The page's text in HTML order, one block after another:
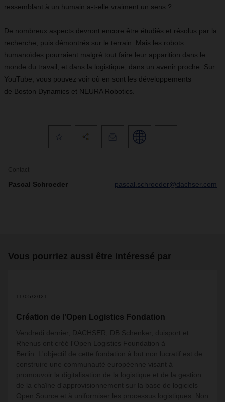
ressemblant à un humain a-t-elle vraiment un sens ?
De nombreux aspects devront encore être étudiés et résolus par la
recherche, puis démontrés sur le terrain. Mais les robots
humanoïdes pourraient malgré tout faire leur apparition dans le
monde du travail, et dans la logistique, dans un avenir proche. Sur
YouTube, vous pouvez voir où en sont les développements
de Boston Dynamics et NEURA Robotics.
Contact
Pascal Schroeder pascal.schroeder@dachser.com
Vous pourriez aussi être intéressé par
11/05/2021
Création de l’Open Logistics Fondation
Vendredi dernier, DACHSER, DB Schenker, duisport et
Rhenus ont créé l'Open Logistics Foundation à
Berlin. L'objectif de cette fondation à but non lucratif est de
construire une communauté européenne visant à
promouvoir la digitalisation de la logistique et de la gestion
de la chaîne d'approvisionnement sur la base de logiciels
Open Source et à uniformiser les processus logistiques. Non